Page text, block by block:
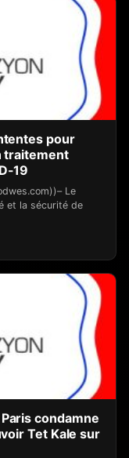
pour
traitement
19
Le
et la sécurité de
condamne
Tet Kale sur